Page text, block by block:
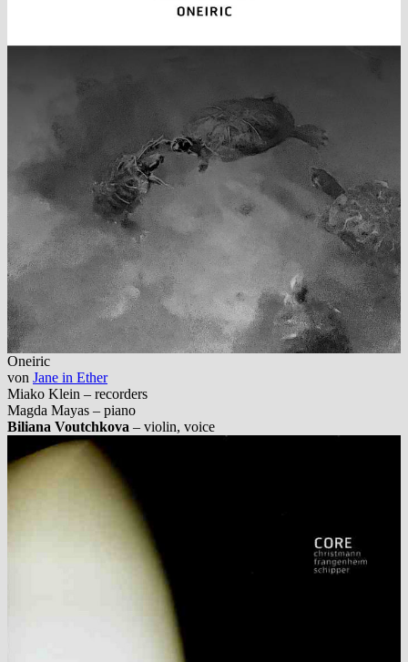
Oneiric
von Jane in Ether
Miako Klein – recorders
Magda Mayas – piano
Biliana Voutchkova – violin, voice